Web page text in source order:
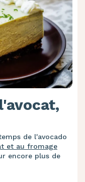
de l'avocado
et au fromage
encore plus de